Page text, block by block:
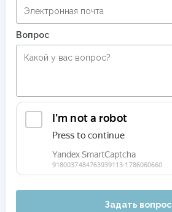
Вопрос
Задать вопрос